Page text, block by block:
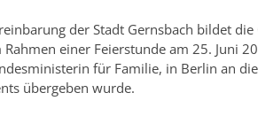
der Stadt Gernsbach bildet
einer Feierstunde am 25. Juni
für Familie, in Berlin an
übergeben wurde.